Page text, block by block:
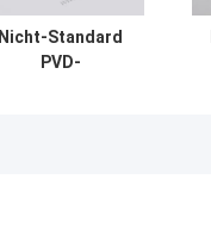
Nicht-Standard
PVD-